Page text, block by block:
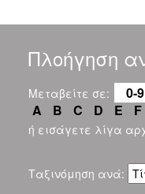
Πλοήγηση
Μεταβείτε σε: 0-9
A
B C D E F
ή εισάγετε λίγα
Ταξινόμηση ανά: